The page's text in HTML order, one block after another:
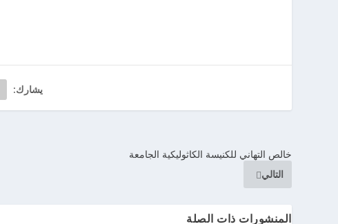
يشارك:
خالص التهاني للكنيسة الكاثوليكية الجامعة
التالي
المنشورات ذات الصلة